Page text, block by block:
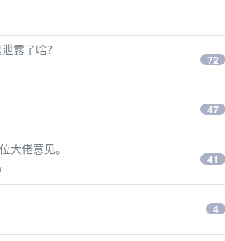
露了啥？
72
47
大佬意见。
41
4